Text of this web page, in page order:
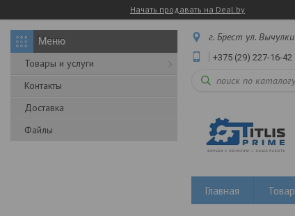
Начать продавать на Deal.by
Товары и услуги
Контакты
Доставка
Файлы
г. Брест ул.
+375 (29) 227-16-42
Главная